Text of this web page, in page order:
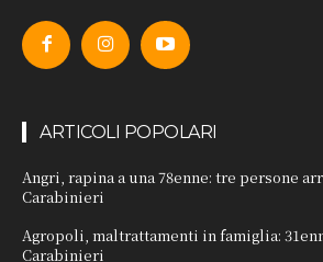
ARTICOLI POPOLARI
Angri, rapina a una 78enne: tre persone
Carabinieri
Agropoli, maltrattamenti in famiglia:
Carabinieri